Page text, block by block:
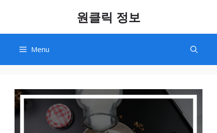
content
원클릭 정보
Menu